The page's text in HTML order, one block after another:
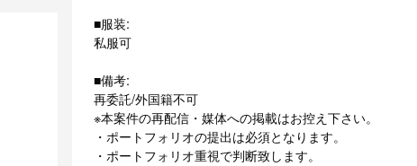
■服装:
私服可
■備考:
再委託/外国籍不可
※本案件の再配信・媒体への掲載はお控え下さい。
・ポートフォリオの提出は必須となります。
・ポートフォリオ重視で判断致します。